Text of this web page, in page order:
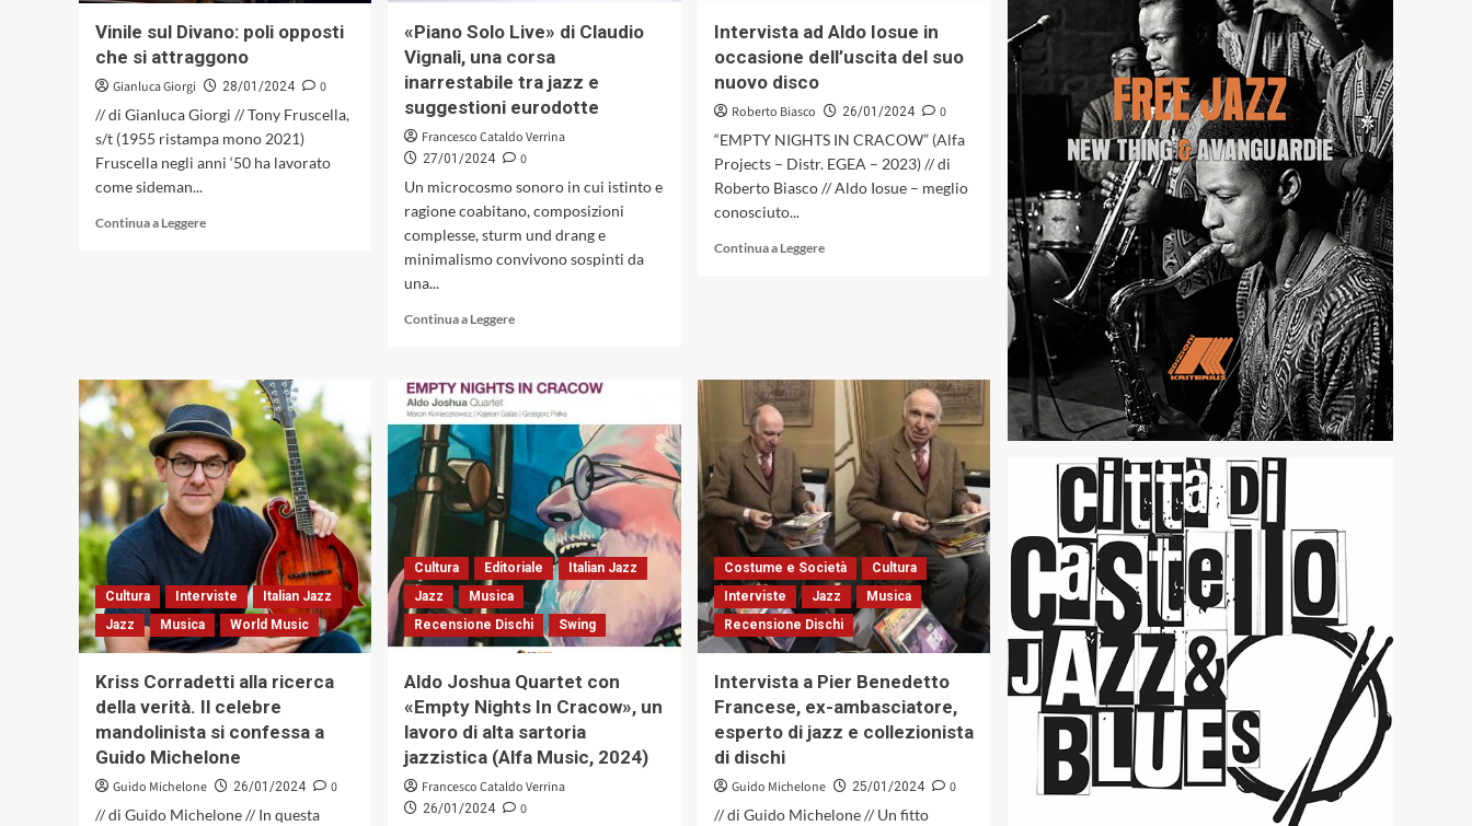
un
jazz
multietnico
politematico
2024)
Vinile sul Divano: poli opposti
che si attraggono
Gianluca Giorgi 28/01/2024
0
// di Gianluca Giorgi // Tony Fruscella,
s/t (1955 ristampa mono 2021)
Fruscella negli anni ‘50 ha lavorato
come sideman...
Continua a LeggereLeggi
opposti
che
si
attraggono
«Piano Solo Live» di Claudio
Vignali, una corsa
inarrestabile tra jazz e
suggestioni eurodotte
Francesco Cataldo Verrina
27/01/2024
0
Un microcosmo sonoro in cui istinto e
ragione coabitano, composizioni
complesse, sturm und drang e
minimalismo convivono sospinti da
una...
Continua a LeggereLeggi
su
«Piano
Solo
di
Claudio
Vignali,
una
corsa
inarrestabile
tra
jazz
e
suggestioni
Intervista ad Aldo Iosue in
occasione dell’uscita del suo
nuovo disco
Roberto Biasco 26/01/2024
0
“EMPTY NIGHTS IN CRACOW” (Alfa
Projects – Distr. EGEA – 2023) // di
Roberto Biasco // Aldo Iosue – meglio
conosciuto...
Continua a LeggereLeggi
Iosue
occasione
dell’uscita
del
suo
nuovo
disco
Cultura Interviste
Italian Jazz
Jazz
Musica World Music
Kriss Corradetti alla ricerca
della verità. Il celebre
mandolinista si confessa a
Guido Michelone
Guido Michelone 26/01/2024
0
// di Guido Michelone // In questa
Cultura Editoriale
Italian Jazz
Jazz
Musica
Recensione Dischi
Swing
Aldo Joshua Quartet con
«Empty Nights In Cracow», un
lavoro di alta sartoria
jazzistica (Alfa Music, 2024)
Francesco Cataldo Verrina
26/01/2024
0
Costume e Società
Cultura
Interviste
Jazz
Musica
Recensione Dischi
Intervista a Pier Benedetto
Francese, ex-ambasciatore,
esperto di jazz e collezionista
di dischi
Guido Michelone 25/01/2024
0
// di Guido Michelone // Un fitto